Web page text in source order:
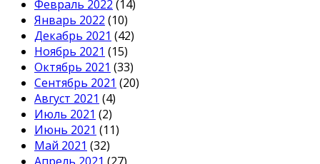
Февраль 2022 (14)
Январь 2022 (10)
Декабрь 2021 (42)
Ноябрь 2021 (15)
Октябрь 2021 (33)
Сентябрь 2021 (20)
Август 2021 (4)
Июль 2021 (2)
Июнь 2021 (11)
Май 2021 (32)